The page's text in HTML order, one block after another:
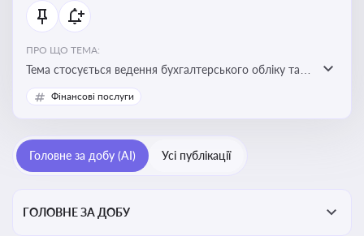
ПРО ЩО ТЕМА:
Тема стосується ведення бухгалтерського обліку та
складання фінансової звітності відповідно до
національних і міжнародних стандартів
Фінансові послуги
Головне за добу (AI) Усі публікації
ГОЛОВНЕ ЗА ДОБУ